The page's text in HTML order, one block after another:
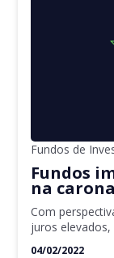
Fundos de
Fundos
na
juros em
para 2022
Com
juros
04/02/2022